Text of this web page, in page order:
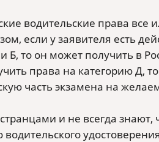
водительские права все
если у заявителя есть
Б, то он может получить в
права на категорию Д,
часть экзамена на
и не всегда знают,